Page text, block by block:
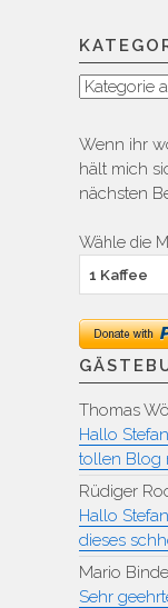
Kategorien
Wenn ihr
hält mich
nächsten
Wähle die
Thomas
Hallo
tollen Blog
Rüdiger
Hallo
dieses
Mario
Sehr